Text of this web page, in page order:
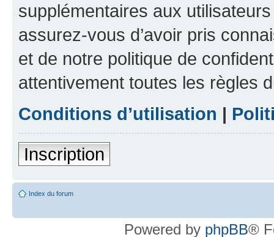
supplémentaires aux
assurez-vous d’avoir pris
et de notre politique de
attentivement toutes les règles
Conditions d’utilisation |
Inscription
Index du forum
Powered by phpBB®